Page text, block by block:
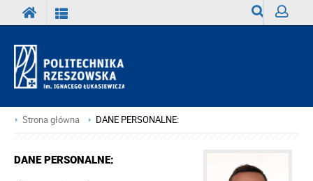
Strona główna DANE PERSONALNE:
DANE PERSONALNE: